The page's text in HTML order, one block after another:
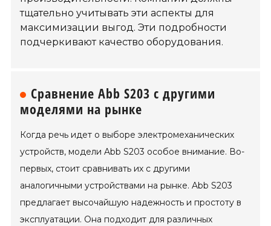
тщательно учитывать эти аспекты для
максимизации выгод. Эти подробности
подчеркивают качество оборудования.
Сравнение Abb S203 с другими
моделями на рынке
Когда речь идет о выборе электромеханических
устройств, модели Abb S203 особое внимание. Во-
первых, стоит сравнивать их с другими
аналогичными устройствами на рынке. Abb S203
предлагает высочайшую надежность и простоту в
эксплуатации. Она подходит для различных